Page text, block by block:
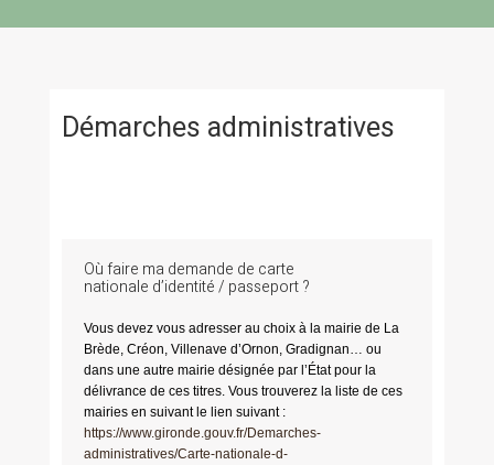
Démarches administratives
Où faire ma demande de carte
nationale d’identité / passeport ?
Vous devez vous adresser au choix à la mairie de La
Brède, Créon, Villenave d’Ornon, Gradignan… ou
dans une autre mairie désignée par l’État pour la
délivrance de ces titres. Vous trouverez la liste de ces
mairies en suivant le lien suivant :
https://www.gironde.gouv.fr/Demarches-
administratives/Carte-nationale-d-